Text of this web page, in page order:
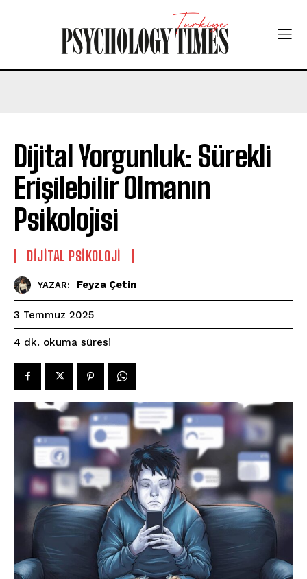
Dijital Yorgunluk: Sürekli
Erişilebilir Olmanın
Psikolojisi
DIJITAL PSIKOLOJI
YAZAR: Feyza Çetin
3 Temmuz 2025
4 dk. okuma süresi